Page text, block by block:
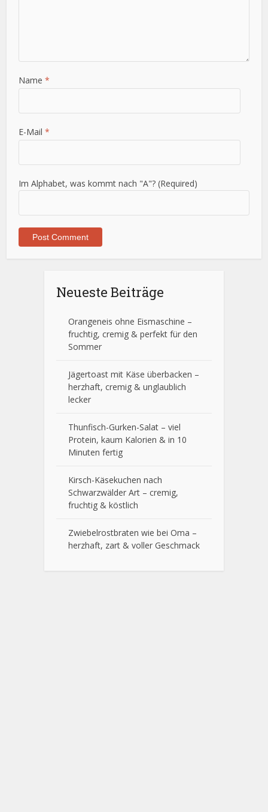
Name*
E-Mail*
Im Alphabet, was kommt nach "A"? (Required)
Neueste Beiträge
Orangeneis ohne Eismaschine –
fruchtig, cremig & perfekt für den
Sommer
Jägertoast mit Käse überbacken –
herzhaft, cremig & unglaublich
lecker
Thunfisch-Gurken-Salat – viel
Protein, kaum Kalorien & in 10
Minuten fertig
Kirsch-Käsekuchen nach
Schwarzwälder Art – cremig,
fruchtig & köstlich
Zwiebelrostbraten wie bei Oma –
herzhaft, zart & voller Geschmack